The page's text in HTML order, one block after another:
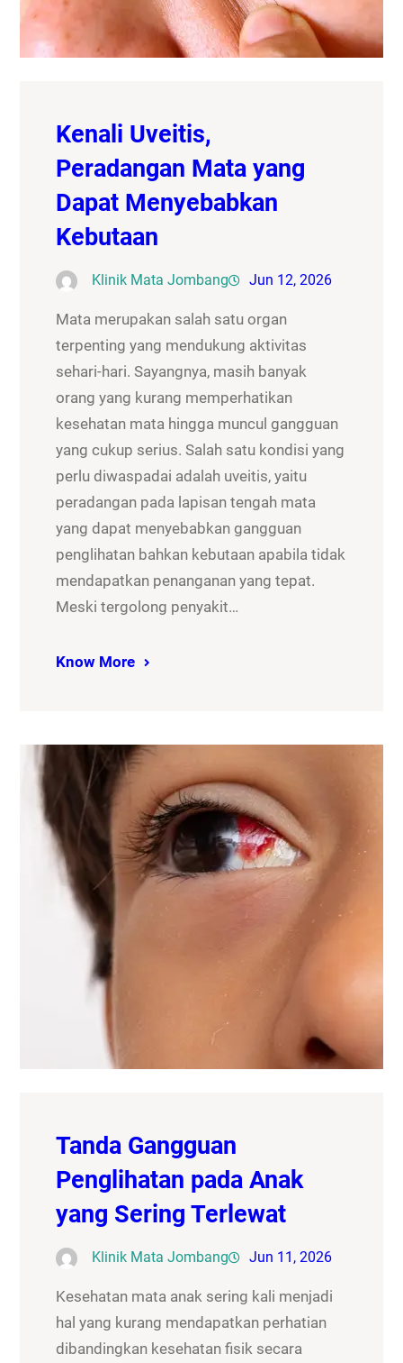
Kenali Uveitis,
Peradangan Mata yang
Dapat Menyebabkan
Kebutaan
Klinik Mata Jombang Jun 12, 2026
Mata merupakan salah satu organ
terpenting yang mendukung aktivitas
sehari-hari. Sayangnya, masih banyak
orang yang kurang memperhatikan
kesehatan mata hingga muncul gangguan
yang cukup serius. Salah satu kondisi yang
perlu diwaspadai adalah uveitis, yaitu
peradangan pada lapisan tengah mata
yang dapat menyebabkan gangguan
penglihatan bahkan kebutaan apabila tidak
mendapatkan penanganan yang tepat.
Meski tergolong penyakit…
Know More
Tanda Gangguan
Penglihatan pada Anak
yang Sering Terlewat
Klinik Mata Jombang Jun 11, 2026
Kesehatan mata anak sering kali menjadi
hal yang kurang mendapatkan perhatian
dibandingkan kesehatan fisik secara